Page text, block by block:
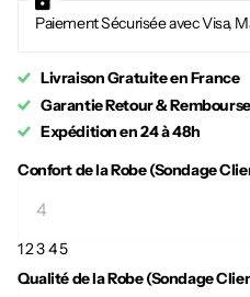
Paiement Sécurisée avec Visa,
Livraison Gratuite en France
Garantie Retour &
Expédition en 24 à 48h
Confort de la Robe (Sondage
12345
Qualité de la Robe (Sondage